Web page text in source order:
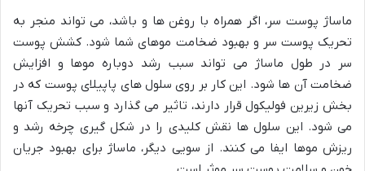
ماساژ پوست سر، اگر همراه با روغن ها و باشد، می تواند منجر به
تحریک پوست سر و بهبود ضخامت موهای شما شود. کشش پوست
سر در طول ماساژ می تواند سبب رشد دوباره موها و افزایش
ضخامت آن ها شود. این کار بر روی سلول های پاپیلای پوست که در
بخش زیرین فولیکول قرار دارند، تاثیر می گذارد و سبب تحریک آنها
می شود. این سلول ها نقش کلیدی را در شکل گیری چرخه رشد و
ریزش موها ایفا می کنند. از سویی دیگر، ماساژ برای بهبود جریان